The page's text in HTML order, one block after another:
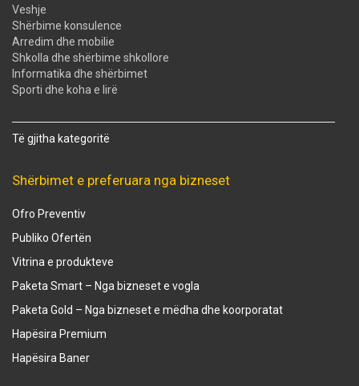
Veshje
Shërbime konsulence
Arredim dhe mobilie
Shkolla dhe shërbime shkollore
Informatika dhe shërbimet
Sporti dhe koha e lirë
Të gjitha kategoritë
Shërbimet e preferuara nga bizneset
Ofro Preventiv
Publiko Ofertën
Vitrina e produkteve
Paketa Smart – Nga bizneset e vogla
Paketa Gold – Nga bizneset e mëdha dhe koorporatat
Hapësira Premium
Hapësira Baner